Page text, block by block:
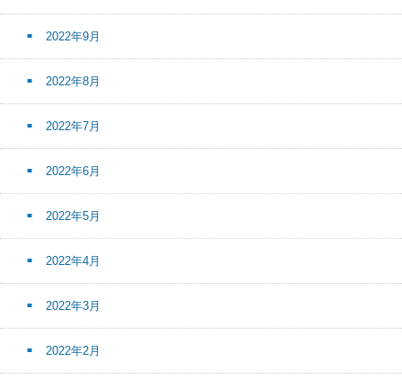
2022年9月
2022年8月
2022年7月
2022年6月
2022年5月
2022年4月
2022年3月
2022年2月